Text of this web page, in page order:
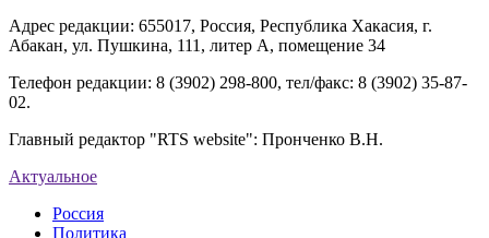
Адрес редакции: 655017, Россия, Республика Хакасия, г.
Абакан, ул. Пушкина, 111, литер А, помещение 34
Телефон редакции: 8 (3902) 298-800, тел/факс: 8 (3902) 35-87-
02.
Главный редактор "RTS website": Пронченко В.Н.
Актуальное
Россия
Политика